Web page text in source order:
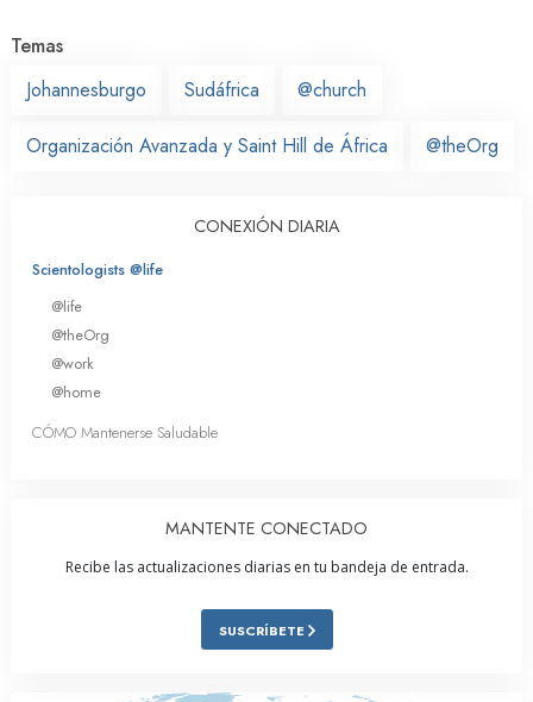
Temas
Johannesburgo
Sudáfrica @church
Organización Avanzada y Saint Hill de África @theOrg
CONEXIÓN DIARIA
Scientologists @life
@life
@theOrg
@work
@home
CÓMO Mantenerse Saludable
MANTENTE CONECTADO
Recibe las actualizaciones diarias en tu bandeja de entrada.
SUSCRÍBETE